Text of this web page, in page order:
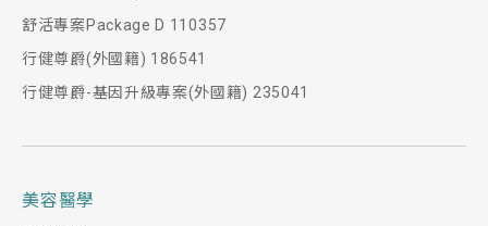
舒活專案Package D 110357
行健尊爵(外國籍) 186541
行健尊爵-基因升級專案(外國籍) 235041
美容醫學